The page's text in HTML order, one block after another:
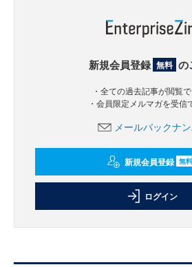
新規会員登録 無料 の
・全ての過去記事が閲覧
・会員限定メルマガを受信
メールバックナ
新規会員登録 無料
ログイン